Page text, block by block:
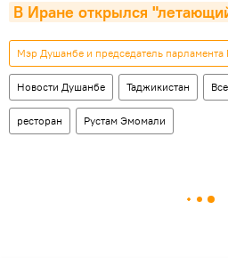
В Иране открылся
Мэр Душанбе и председатель
Новости Душанбе Таджикистан
ресторан Рустам Эмомали